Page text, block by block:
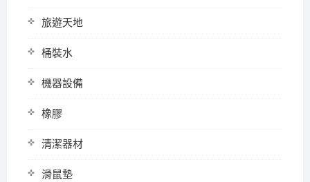
旅遊天地
桶裝水
機器設備
橡膠
清潔器材
滑鼠墊